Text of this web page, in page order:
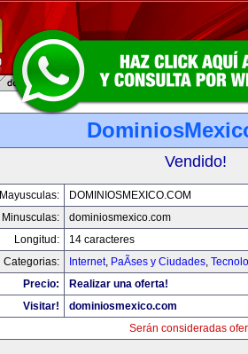
Vendido!
Mayusculas:
DOMINIOSMEXICO.COM
Minusculas:
dominiosmexico.com
Longitud:
14 caracteres
Categorias:
Internet, PaÃ­ses y Ciudades,
Precio:
Realizar una oferta!
Visitar!
dominiosmexico.com
Serán consideradas